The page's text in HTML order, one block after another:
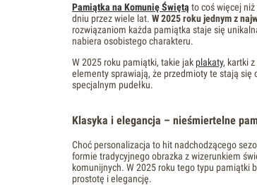
Pamiątka na Komunię Świętą to coś więcej
dniu przez wiele lat. W 2025 roku jednym z
rozwiązaniom każda pamiątka staje się
nabiera osobistego charakteru.
W 2025 roku pamiątki, takie jak plakaty, kartki
elementy sprawiają, że przedmioty te stają się
specjalnym pudełku.
Klasyka i elegancja – nieśmiertelne
Choć personalizacja to hit nadchodzącego
formie tradycyjnego obrazka z wizerunkiem
komunijnych. W 2025 roku tego typu pamiątki
prostotę i elegancję.